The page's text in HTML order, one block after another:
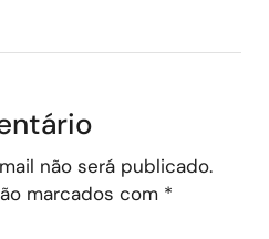
não será publicado.
marcados com *